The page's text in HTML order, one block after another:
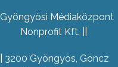
Gyöngyösi Médiaközpont
Nonprofit Kft.
3200 Gyöngyös, Göncz